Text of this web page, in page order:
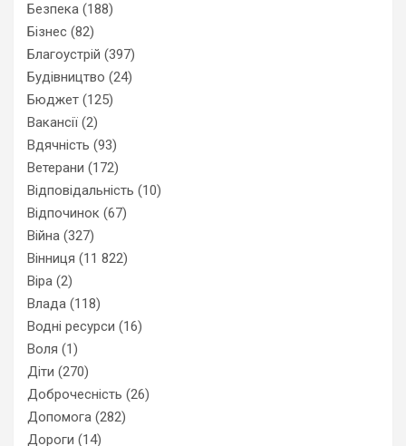
Безпека (188)
Бізнес (82)
Благоустрій (397)
Будівництво (24)
Бюджет (125)
Вакансії (2)
Вдячність (93)
Ветерани (172)
Відповідальність (10)
Відпочинок (67)
Війна (327)
Вінниця (11 822)
Віра (2)
Влада (118)
Водні ресурси (16)
Воля (1)
Діти (270)
Доброчесність (26)
Допомога (282)
Дороги (14)